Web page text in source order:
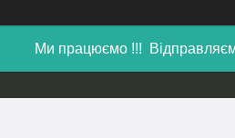
Ми працюємо !!!